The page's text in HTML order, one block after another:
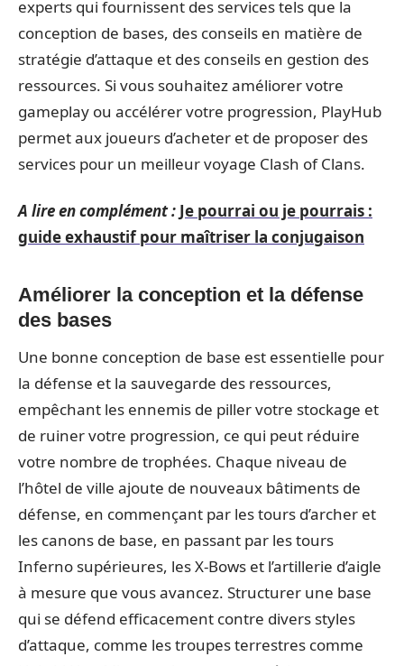
experts qui fournissent des services tels que la
conception de bases, des conseils en matière de
stratégie d’attaque et des conseils en gestion des
ressources. Si vous souhaitez améliorer votre
gameplay ou accélérer votre progression, PlayHub
permet aux joueurs d’acheter et de proposer des
services pour un meilleur voyage Clash of Clans.
A lire en complément : Je pourrai ou je pourrais :
guide exhaustif pour maîtriser la conjugaison
Améliorer la conception et la défense
des bases
Une bonne conception de base est essentielle pour
la défense et la sauvegarde des ressources,
empêchant les ennemis de piller votre stockage et
de ruiner votre progression, ce qui peut réduire
votre nombre de trophées. Chaque niveau de
l’hôtel de ville ajoute de nouveaux bâtiments de
défense, en commençant par les tours d’archer et
les canons de base, en passant par les tours
Inferno supérieures, les X-Bows et l’artillerie d’aigle
à mesure que vous avancez. Structurer une base
qui se défend efficacement contre divers styles
d’attaque, comme les troupes terrestres comme